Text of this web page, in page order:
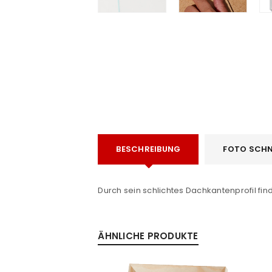
ANMELDEN
Benutzername oder E-Mail-
BESCHREIBUNG FOTO
Durch sein schlichtes Dachkantenprofil
ÄHNLICHE PRODUKTE